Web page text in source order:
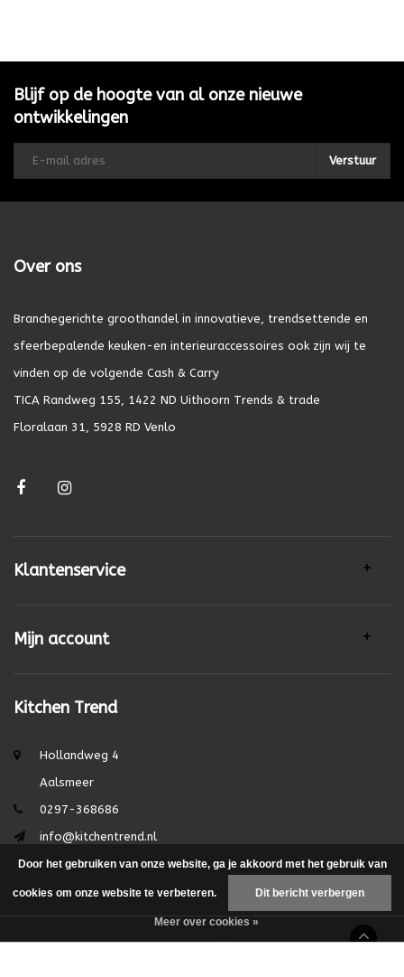
Blijf op de hoogte van al onze nieuwe
ontwikkelingen
Verstuur
Over ons
Branchegerichte groothandel in innovatieve, trendsettende en
sfeerbepalende keuken-en interieuraccessoires ook zijn wij te
vinden op de volgende Cash & Carry
TICA Randweg 155, 1422 ND Uithoorn Trends & trade
Floralaan 31, 5928 RD Venlo
Klantenservice
Mijn account
Kitchen Trend
Hollandweg 4
Aalsmeer
0297-368686
info@kitchentrend.nl
© Copyright 2026 - Theme byDMWS.nl|
Door het gebruiken van onze website, ga je akkoord met het gebruik van
cookies om onze website te verbeteren. Dit bericht verbergen
Meer over cookies »